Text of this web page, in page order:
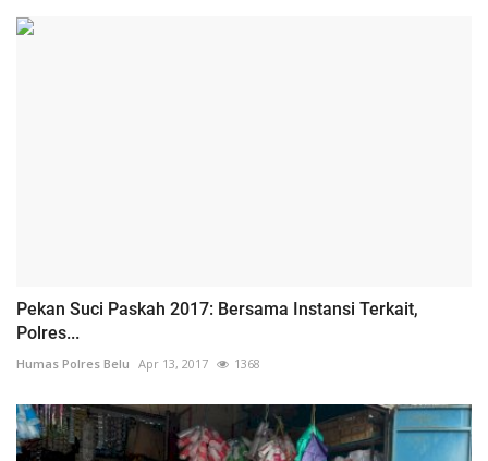
Pekan Suci Paskah 2017: Bersama Instansi Terkait,
Polres...
Humas Polres Belu Apr 13, 2017 1368